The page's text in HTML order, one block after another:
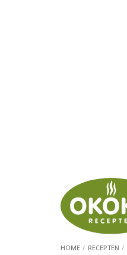
HOME RECEPTEN